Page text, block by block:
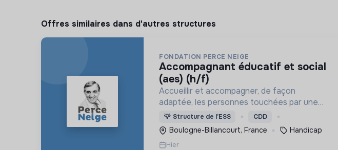
Offres similaires dans d'autres structures
FONDATION PERCE NEIGE
accompagnant éducatif et social
(aes) (h/f)
Accueillir et accompagner, de façon
adaptée, les personnes touchées par une
déficience mentale, un handicap physique
ou psychique
💡 Structure de l’ESS CDD
Boulogne-Billancourt, France Handicap
Hier